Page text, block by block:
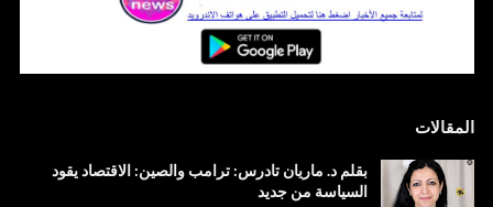
المقالات
بقلم د. ماريان تادرس: ترامب والصين: الاقتصاد يقود
السياسة من جديد